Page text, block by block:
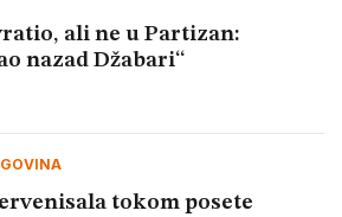
ali ne u Partizan:
nazad Džabari“
tokom posete